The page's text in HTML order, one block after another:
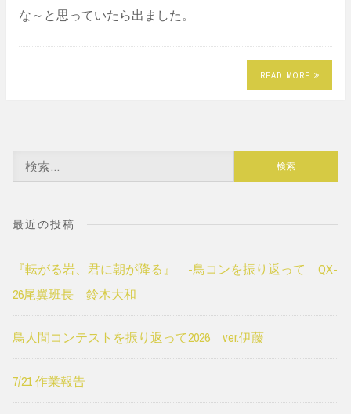
な～と思っていたら出ました。
READ MORE
索:
最近の投稿
『転がる岩、君に朝が降る』 -鳥コンを振り返って QX-
26尾翼班長 鈴木大和
鳥人間コンテストを振り返って2026 ver.伊藤
7/21 作業報告